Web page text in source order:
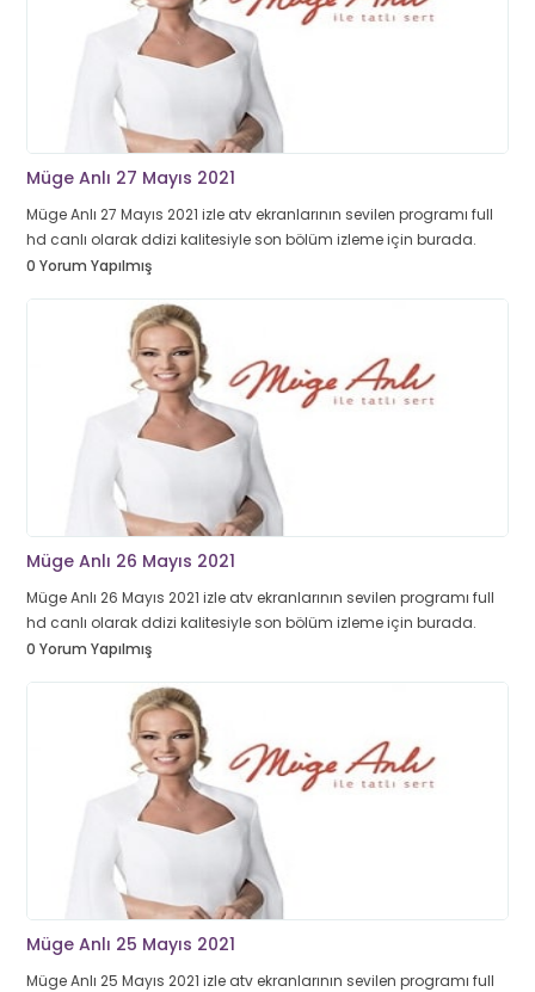
Müge Anlı 27 Mayıs 2021
Müge Anlı 27 Mayıs 2021 izle atv ekranlarının sevilen programı full
hd canlı olarak ddizi kalitesiyle son bölüm izleme için burada.
0 Yorum Yapılmış
Müge Anlı 26 Mayıs 2021
Müge Anlı 26 Mayıs 2021 izle atv ekranlarının sevilen programı full
hd canlı olarak ddizi kalitesiyle son bölüm izleme için burada.
0 Yorum Yapılmış
Müge Anlı 25 Mayıs 2021
Müge Anlı 25 Mayıs 2021 izle atv ekranlarının sevilen programı full